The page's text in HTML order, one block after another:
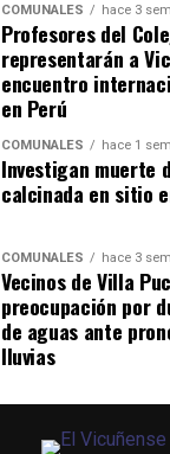
COMUNALES hace 3
Profesores del
representarán a
encuentro
en Perú
COMUNALES hace 1
Investigan muerte
calcinada en sitio
COMUNALES hace 3
Vecinos de Villa
preocupación por
de aguas ante
lluvias